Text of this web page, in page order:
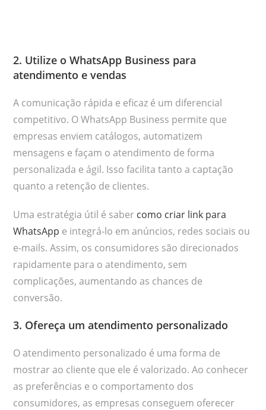
2. Utilize o WhatsApp Business para
atendimento e vendas
A comunicação rápida e eficaz é um diferencial
competitivo. O WhatsApp Business permite que
empresas enviem catálogos, automatizem
mensagens e façam o atendimento de forma
personalizada e ágil. Isso facilita tanto a captação
quanto a retenção de clientes.
Uma estratégia útil é saber como criar link para
WhatsApp e integrá-lo em anúncios, redes sociais ou
e-mails. Assim, os consumidores são direcionados
rapidamente para o atendimento, sem
complicações, aumentando as chances de
conversão.
3. Ofereça um atendimento personalizado
O atendimento personalizado é uma forma de
mostrar ao cliente que ele é valorizado. Ao conhecer
as preferências e o comportamento dos
consumidores, as empresas conseguem oferecer